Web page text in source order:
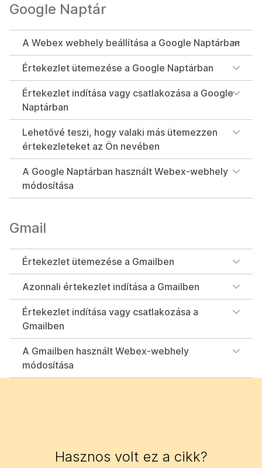
Google Naptár
A Webex webhely beállítása a Google Naptárban
Értekezlet ütemezése a Google Naptárban
Értekezlet indítása vagy csatlakozása a Google
Naptárban
Lehetővé teszi, hogy valaki más ütemezzen
értekezleteket az Ön nevében
A Google Naptárban használt Webex-webhely
módosítása
Gmail
Értekezlet ütemezése a Gmailben
Azonnali értekezlet indítása a Gmailben
Értekezlet indítása vagy csatlakozása a
Gmailben
A Gmailben használt Webex-webhely
módosítása
Hasznos volt ez a cikk?